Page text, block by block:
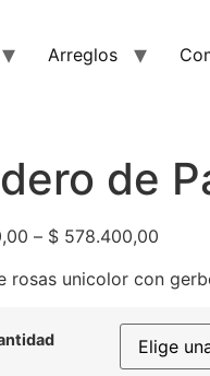
Arreglos
de
– $578.400,00
rosas unicolor con